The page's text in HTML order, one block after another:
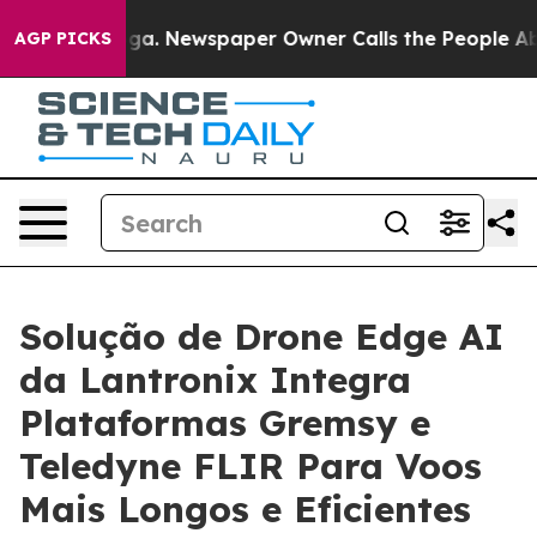
AGP PICKSNewspaper Owner Calls the People Abruptly
Solução de Drone Edge AI
da Lantronix Integra
Plataformas Gremsy e
Teledyne FLIR Para Voos
Mais Longos e Eficientes